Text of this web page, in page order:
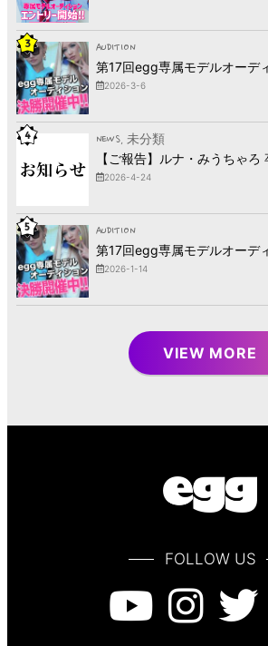
3 AUDITION
第17回egg専属モデルオーデ
2026-3-6
4 NEWS , 未分類
【ご報告】ルナ・みうちゃろ
2026-4-24
5 AUDITION
第17回egg専属モデルオーデ
2026-1-14
VIEW MORE
FOLLOW US